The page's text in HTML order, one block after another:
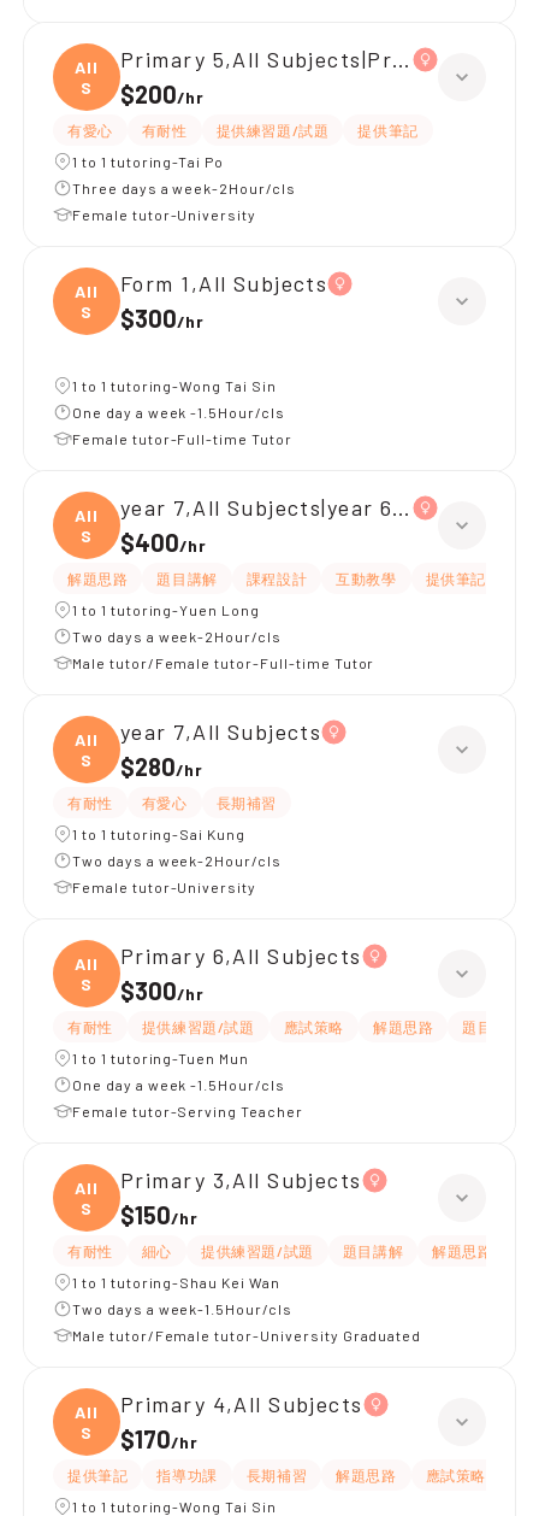
All
S
Primary 5,All Subjects|Primary 4,All
$200/hr
有愛心 有耐性 提供練習題/試題
提供筆記
1 to 1 tutoring-Tai Po
Three days a week-2Hour/cls
Female tutor-University
All
S
Form 1,All Subjects
$300/hr
1 to 1 tutoring-Wong Tai Sin
One day a week -1.5Hour/cls
Female tutor-Full-time Tutor
All
S
year 7,All Subjects|year 6,All Subjects
$400/hr
解題思路 題目講解 課程設計 互動教學 提供筆記
1 to 1 tutoring-Yuen Long
Two days a week-2Hour/cls
Male tutor/Female tutor-Full-time Tutor
All
S
year 7,All Subjects
$280/hr
有耐性 有愛心
長期補習
1 to 1 tutoring-Sai Kung
Two days a week-2Hour/cls
Female tutor-University
All
S
Primary 6,All Subjects
$300/hr
有耐性 提供練習題/試題 應試策略 解題思路
題目講解
1 to 1 tutoring-Tuen Mun
One day a week -1.5Hour/cls
Female tutor-Serving Teacher
All
S
Primary 3,All Subjects
$150/hr
有耐性 細心 提供練習題/試題 題目講解
解題思路
1 to 1 tutoring-Shau Kei Wan
Two days a week-1.5Hour/cls
Male tutor/Female tutor-University Graduated
All
S
Primary 4,All Subjects
$170/hr
提供筆記 指導功課 長期補習 解題思路 應試策略
1 to 1 tutoring-Wong Tai Sin